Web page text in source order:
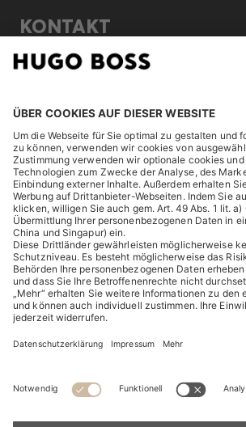
KONTAKT
ENTDECKEN
HUGO BOSS Corporate